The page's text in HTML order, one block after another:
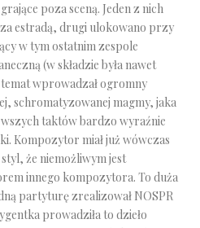
poza sceną. Jeden z nich
estradą, drugi ulokowano przy
w tym ostatnim zespole
(w składzie była nawet
wprowadzał ogromny
schromatyzowanej magmy, jaka
taktów bardzo wyraźnie
Kompozytor miał już wówczas
że niemożliwym jest
innego kompozytora. To duża
partyturę zrealizował NOSPR
prowadziła to dzieło